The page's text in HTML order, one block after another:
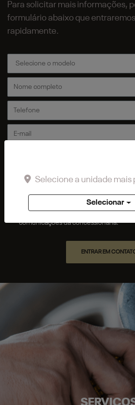
Para solicitar mais informações,
formulário abaixo que
rapidamente.
Preferência de contato:
Li e aceito aPolítica de Privacidadee
comunicações da concessionária.
ENTRAR EM
Selecione a unidade mais
Selecionar